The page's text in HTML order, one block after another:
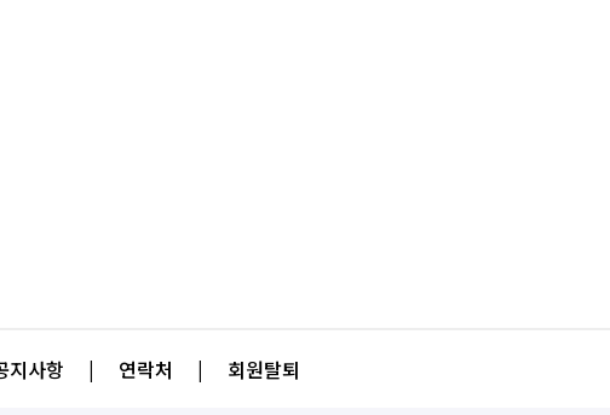
지사항 | 연락처 | 회원탈퇴